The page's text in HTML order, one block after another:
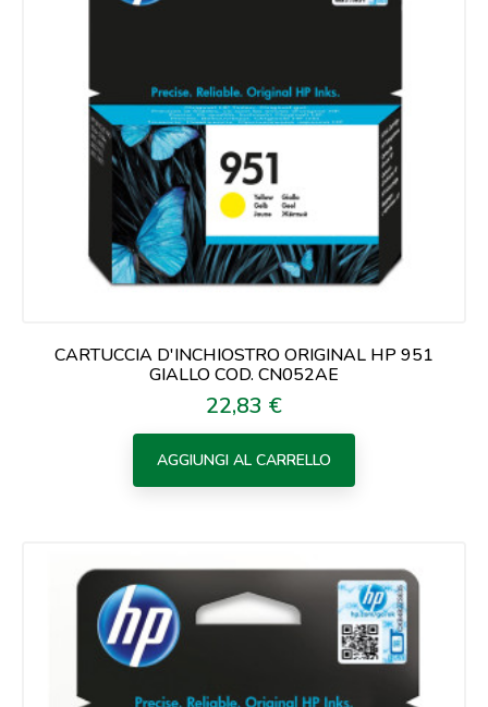
CARTUCCIA D'INCHIOSTRO ORIGINAL HP 951
GIALLO COD. CN052AE
Prezzo
22,83 €
AGGIUNGI AL CARRELLO